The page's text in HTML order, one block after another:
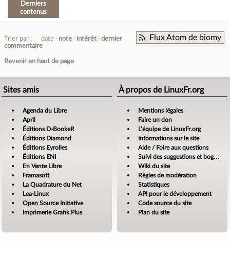
Derniers
contenus
Flux Atom de biomy
Trier par : date note intérêt
dernier
commentaire
Revenir en haut de page
Sites amis
Agenda du Libre
April
Éditions D-BookeR
Éditions Diamond
Éditions Eyrolles
Éditions ENI
En Vente Libre
Framasoft
La Quadrature du Net
Lea-Linux
Open Source Initiative
Imprimerie Grafik Plus
À propos de LinuxFr.org
Mentions légales
Faire un don
L’équipe de LinuxFr.org
Informations sur le site
Aide / Foire aux questions
Suivi des suggestions et bogues
Wiki du site
Règles de modération
Statistiques
API pour le développement
Code source du site
Plan du site